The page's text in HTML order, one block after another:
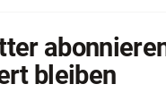
bleiben